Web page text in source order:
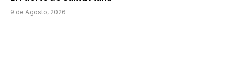
9 de Agosto, 2026